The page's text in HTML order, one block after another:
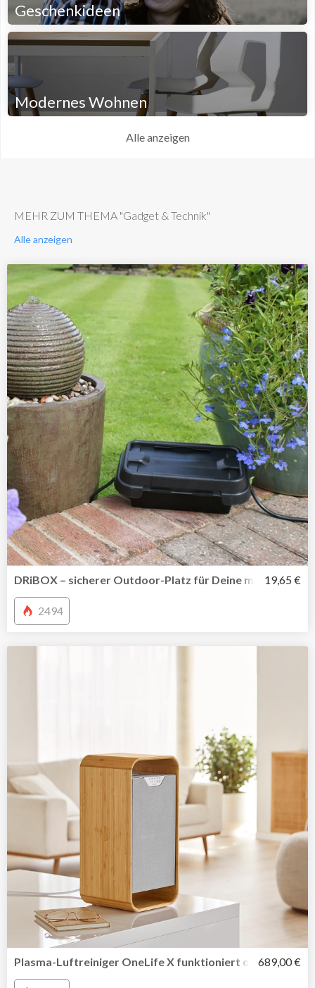
Geschenkideen
Modernes Wohnen
Alle anzeigen
MEHR ZUM THEMA "Gadget & Technik"
Alle anzeigen
DRiBOX – sicherer Outdoor-Platz für Deine mobile19,65 €
2494
Plasma-Luftreiniger OneLife X funktioniert ohne689,00 €